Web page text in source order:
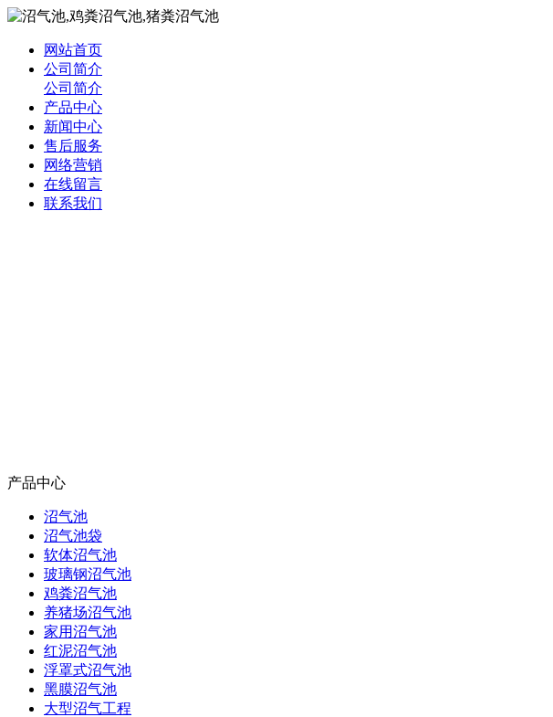
网站首页
公司简介
公司简介
产品中心
新闻中心
售后服务
网络营销
在线留言
联系我们
产品中心
沼气池
沼气池袋
软体沼气池
玻璃钢沼气池
鸡粪沼气池
养猪场沼气池
家用沼气池
红泥沼气池
浮罩式沼气池
黑膜沼气池
大型沼气工程